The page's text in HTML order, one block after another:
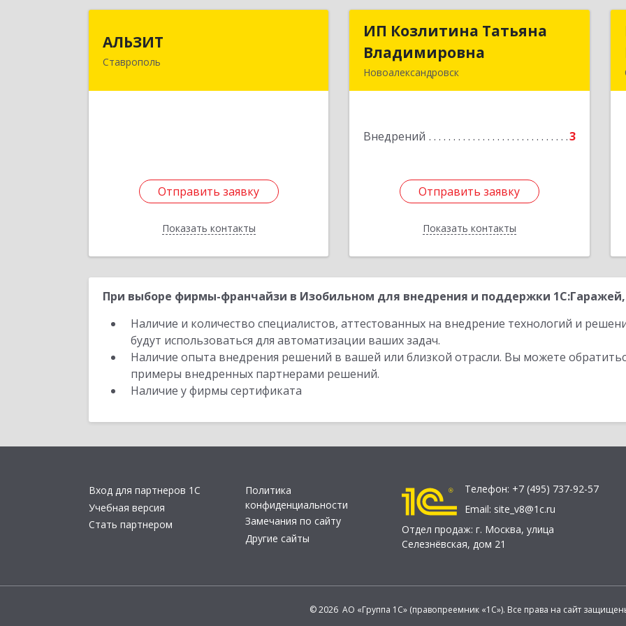
АЛЬЗИТ
Ставрополь
Отправить заявку
Показать контакты
355008, Ставропольский край,
Отправить заявку
Назад
ИП Козлитина Татьяна
Владимировна
Новоалександровск
Внедрений 3
Отправить заявку
Показать контакты
ИП Козлитина Татьяна
Владимировна
Отправить заявку
Назад
При выборе фирмы-франчайзи в Изобильном для внедрения и поддержки
Наличие и количество специалистов, аттестованных на внедрение технологий и
будут использоваться для автоматизации ваших задач.
Наличие опыта внедрения решений в вашей или близкой отрасли. Вы можете
примеры внедренных партнерами решений.
Наличие у фирмы сертификата
Вход для партнеров 1С
Учебная версия
Стать партнером
Политика
конфиденциальности
Замечания по сайту
Другие сайты
Телефон: +7 (495) 737-92-57
Email: site_v8@1c.ru
Отдел продаж: г. Москва, улица
Селезнёвская, дом 21
© 2026 АО «Группа 1С» (правопреемник «1С»). Все права на сайт